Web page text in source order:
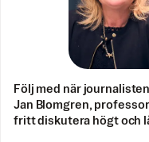
Följ med när
Jan Blomgren,
fritt diskutera högt och